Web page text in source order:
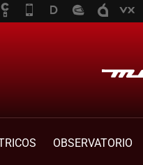
OBSERVATORIO